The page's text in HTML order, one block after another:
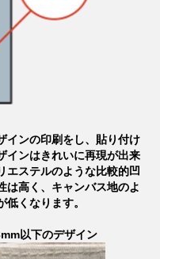
インの印刷をし、貼り付け
インはきれいに再現が出来
エステルのような比較的凹
は高く、キャンバス地のよ
くなります。
以下のデザイン